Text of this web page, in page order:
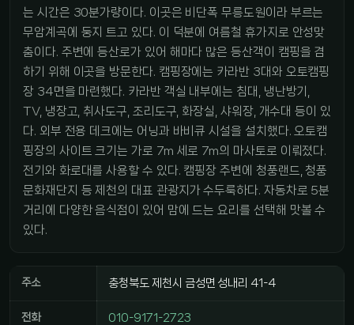
는 시간은 30분가량이다. 이곳은 비단폭 무릉도원이라 부르는
무암계곡에 둥지 트고 있다. 이 덕분에 여름철 휴가지로 안성맞
춤이다. 주변에 등산로가 있어 해마다 많은 등산객이 캠핑을 겸
하기 위해 이곳을 방문한다. 캠핑장에는 카라반 3대와 오토캠핑
장 34면을 마련했다. 카라반 객실 내부에는 침대, 냉난방기,
TV, 냉장고, 취사도구, 조리도구, 화장실, 샤워장, 개수대 등이 있
다. 외부 전용 데크에는 어닝과 바비큐 시설을 설치했다. 오토캠
핑장의 사이트 크기는 가로 7m 세로 7m의 마사토로 이뤄졌다.
전기와 화로대를 사용할 수 있다. 캠핑장 주변에 청풍랜드, 청풍
문화재단지 등 제천의 대표 관광지가 수두룩하다. 자동차로 5분
거리에 다양한 음식점이 있어 맘에 드는 요리를 선택해 맛볼 수
있다.
주소 충청북도 제천시 금성면 성내리 41-4
전화 010-9171-2723